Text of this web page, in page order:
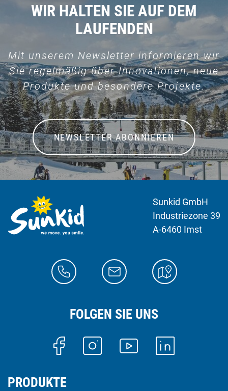
WIR HALTEN SIE AUF DEM
LAUFENDEN
Mit unserem Newsletter informieren wir
Sie regelmäßig über Innovationen, neue
Produkte und besondere Projekte.
NEWSLETTER ABONNIEREN
Sunkid GmbH
Industriezone 39
A-6460 Imst
FOLGEN SIE UNS
PRODUKTE